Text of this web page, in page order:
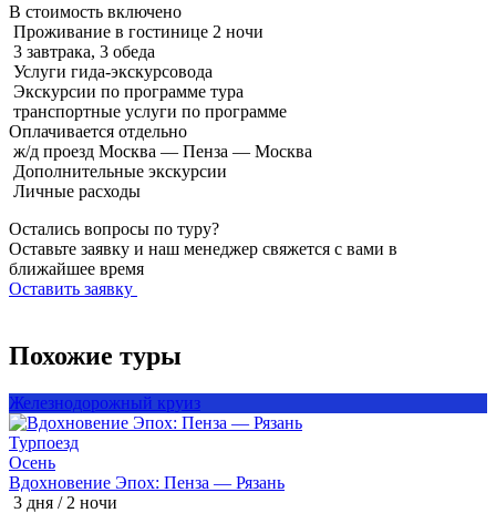
В стоимость включено
Проживание в гостинице 2 ночи
3 завтрака, 3 обеда
Услуги гида-экскурсовода
Экскурсии по программе тура
транспортные услуги по программе
Оплачивается отдельно
ж/д проезд Москва — Пенза — Москва
Дополнительные экскурсии
Личные расходы
Остались вопросы по туру?
Оставьте заявку и наш менеджер свяжется с вами в
ближайшее время
Оставить заявку
Похожие туры
Железнодорожный круиз
Турпоезд
Осень
Вдохновение Эпох: Пенза — Рязань
3 дня / 2 ночи